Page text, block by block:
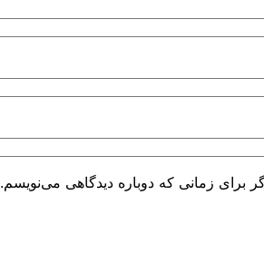
برای زمانی که دوباره دیدگاهی می‌نویسم.